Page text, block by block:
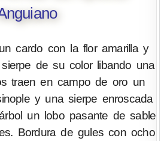
cardo con la flor amarilla y
de su color libando una
traen en campo de oro un
y una sierpe enroscada
un lobo pasante de sable
Bordura de gules con ocho